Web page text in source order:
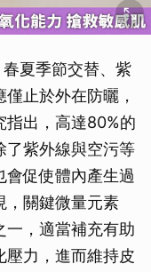
春夏季節交替、紫
止於外在防曬，
指出，高達80%的
了紫外線與空污等
促使體內產生過
，關鍵微量元素
一，適當補充有助
壓力，進而維持皮